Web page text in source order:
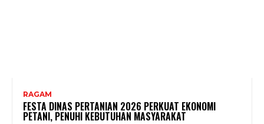
RAGAM
FESTA DINAS PERTANIAN 2026 PERKUAT EKONOMI
PETANI, PENUHI KEBUTUHAN MASYARAKAT